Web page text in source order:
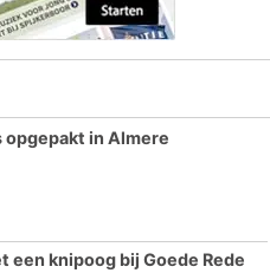
opgepakt in Almere
een knipoog bij Goede Rede